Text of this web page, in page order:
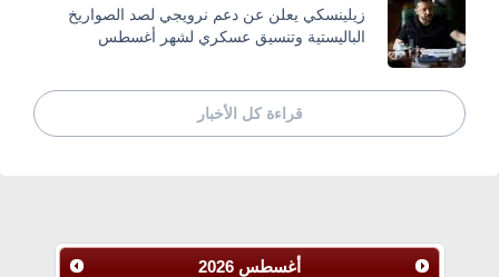
زيلينسكي يعلن عن دعم نرويجي لصد الصواريخ
الباليستية وتنسيق عسكري لشهر أغسطس
قراءة كل الأخبار
أغسطس 2026